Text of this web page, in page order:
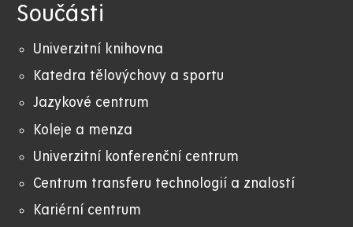
Součásti
Univerzitní knihovna
Katedra tělovýchovy a sportu
Jazykové centrum
Koleje a menza
Univerzitní konferenční centrum
Centrum transferu technologií a znalostí
Kariérní centrum